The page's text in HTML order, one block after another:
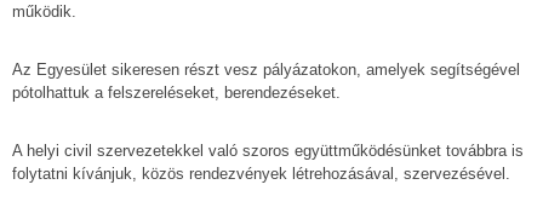
működik.
Az Egyesület sikeresen részt vesz pályázatokon, amelyek segítségével
pótolhattuk a felszereléseket, berendezéseket.
A helyi civil szervezetekkel való szoros együttműködésünket továbbra is
folytatni kívánjuk, közös rendezvények létrehozásával, szervezésével.